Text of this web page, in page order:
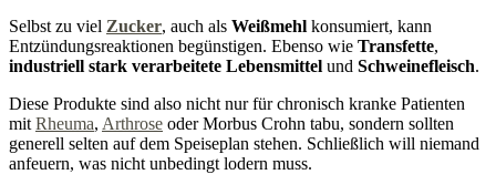
Selbst zu viel Zucker, auch als Weißmehl konsumiert, kann
Entzündungsreaktionen begünstigen. Ebenso wie Transfette,
industriell stark verarbeitete Lebensmittel und Schweinefleisch.
Diese Produkte sind also nicht nur für chronisch kranke Patienten
mitRheuma, Arthrose oder Morbus Crohn tabu, sondern sollten
generell selten auf dem Speiseplan stehen. Schließlich will niemand
anfeuern, was nicht unbedingt lodern muss.